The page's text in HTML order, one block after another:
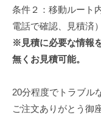
条件２：移動ルート
電話で確認、見積済）
※見積に必要な情報
無くお見積可能。
20分程度でトラブル
ご注文ありがとう御